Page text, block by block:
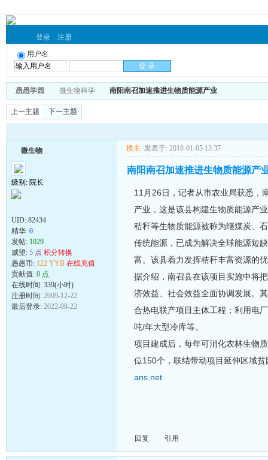
登录 注册
用户名
愚愚学园 微生物科学 南阳南召加速推进生物质能源产业
上一主题 下一主题
微生物
级别: 院长
UID: 82434
精华: 0
发帖: 1029
威望: 5 点 积分转换
愚愚币: 122 YYB 在线充值
贡献值: 0 点
在线时间: 339(小时)
注册时间: 2009-12-22
最后登录: 2022-08-22
楼主 发表于: 2018-01-05 13:37
南阳南召加速推进生物质能源产
11月26日，记者从市农业局获悉，
产业，这是该县构建生物质能源产
秸秆等生物质能源被称为继煤炭、
传统能源，已成为解决全球能源短
富。该县着力发挥秸秆丰富资源的
据介绍，南召县在该项目实施中将
济效益、社会效益全面协调发展。
合热电联产项目主体工程；利用电
吨/年大型冷库等。
项目建成后，每年可消化农林生物
位150个，联结带动项目延伸区域
ans.net
回复 引用